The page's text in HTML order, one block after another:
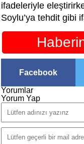
ifadeleriyle
Soylu’ya tehdit gibi
Facebook
Yorumlar
Yorum Yap